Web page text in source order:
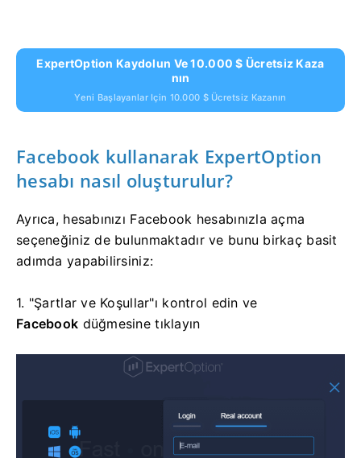
ExpertOption Kaydolun Ve 10.000 $ Ücretsiz Kaza
Nın
Yeni Başlayanlar Için 10.000 $ Ücretsiz Kazanın
Facebook kullanarak ExpertOption
hesabı nasıl oluşturulur?
Ayrıca, hesabınızı Facebook hesabınızla açma
seçeneğiniz de bulunmaktadır ve bunu birkaç basit
adımda yapabilirsiniz:
1. "Şartlar ve Koşullar"ı kontrol edin ve
Facebook düğmesine tıklayın